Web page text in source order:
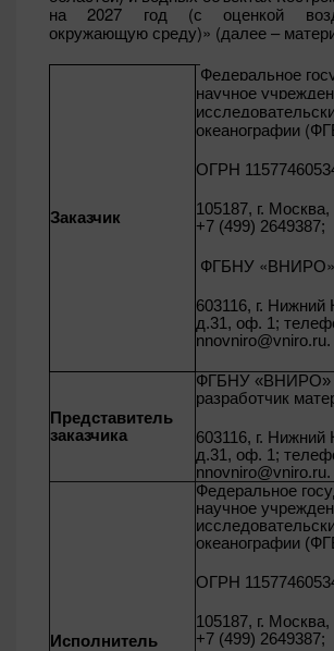
на 2027 год (с оценкой
окружающую среду)» (далее –
Заказчик
Федеральное
научное
океанографии
ОГРН
105187, г.
+7 (499) 2649387;
ФГБНУ «ВНИРО»
603116, г.
д.31, оф. 1;
nnovniro@vniro.ru.
Представитель
заказчика
ФГБНУ «ВНИРО»
разработчик
603116, г.
д.31, оф. 1;
nnovniro@vniro.ru.
Исполнитель
Федеральное
научное
океанографии
ОГРН
105187, г.
+7 (499) 2649387;